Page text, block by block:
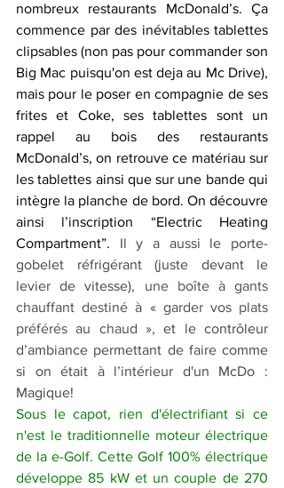
nombreux restaurants McDonald’s. Ça
commence par des inévitables tablettes
clipsables (non pas pour commander son
Big Mac puisqu'on est deja au Mc Drive),
mais pour le poser en compagnie de ses
frites et Coke, ses tablettes sont un
rappel au bois des restaurants
McDonald’s, on retrouve ce matériau sur
les tablettes ainsi que sur une bande qui
intègre la planche de bord. On découvre
ainsi l’inscription “Electric Heating
Compartment”. Il y a aussi le porte-
gobelet réfrigérant (juste devant le
levier de vitesse), une boîte à gants
chauffant destiné à « garder vos plats
préférés au chaud », et le contrôleur
d’ambiance permettant de faire comme
si on était à l’intérieur d'un McDo :
Magique!
Sous le capot, rien d'électrifiant si ce
n'est le traditionnelle moteur électrique
de la e-Golf. Cette Golf 100% électrique
développe 85 kW et un couple de 270